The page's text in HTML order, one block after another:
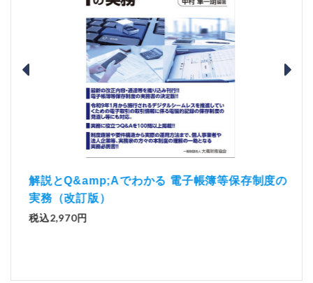
解説とQ&amp;Aでわかる 電子帳簿等保存制度の
実務（改訂版）
税込2,970円